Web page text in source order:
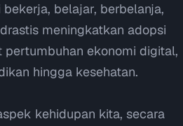
belajar, berbelanja,
meningkatkan adopsi
ekonomi digital,
hingga kesehatan.
kehidupan kita, secara